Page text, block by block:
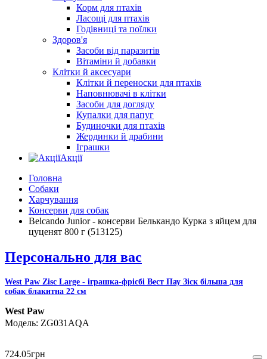
Корм для птахів
Ласощі для птахів
Годівниці та поїлки
Здоров'я
Засоби від паразитів
Вітаміни й добавки
Клітки й аксесуари
Клітки й переноски для птахів
Наповнювачі в клітки
Засоби для догляду
Купалки для папуг
Будиночки для птахів
Жердинки й драбини
Іграшки
Акції
Головна
Собаки
Харчування
Консерви для собак
Belcando Junior - консерви Белькандо Курка з яйцем для
цуценят 800 г (513125)
Персонально для вас
West Paw Zisc Large - іграшка-фрісбі Вест Пау Зіск більша для
собак блакитна 22 см
West Paw
ZG031AQA
724.05грн